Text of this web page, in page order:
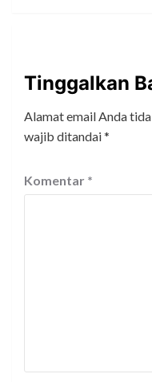
Tinggalkan
Alamat email Anda
wajib ditandai*
Komentar *